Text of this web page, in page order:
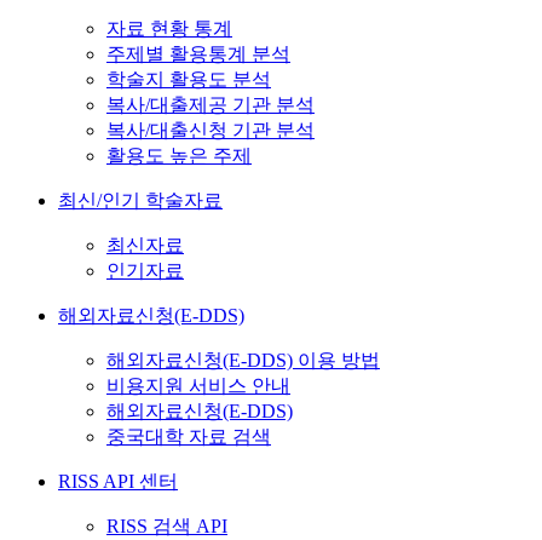
자료 현황 통계
주제별 활용통계 분석
학술지 활용도 분석
복사/대출제공 기관 분석
복사/대출신청 기관 분석
활용도 높은 주제
최신/인기 학술자료
최신자료
인기자료
해외자료신청(E-DDS)
해외자료신청(E-DDS) 이용 방법
비용지원 서비스 안내
해외자료신청(E-DDS)
중국대학 자료 검색
RISS API 센터
RISS 검색 API